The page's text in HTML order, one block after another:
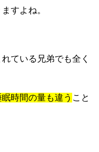
すよね。
ている兄弟でも全く
時間の量も違う こと